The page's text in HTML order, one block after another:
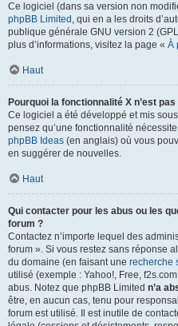
Ce logiciel (dans sa version non
phpBB Limited , qui en a les droits
publique générale GNU version 2
plus d’informations, visitez la page « À
Haut
Pourquoi la fonctionnalité X n’est
Ce logiciel a été développé et mis
pensez qu’une fonctionnalité
phpBB Ideas (en anglais) où vous
en suggérer de nouvelles.
Haut
Qui contacter pour les abus ou les
forum ?
Contactez n’importe lequel des
forum ». Si vous restez sans réponse
du domaine (en faisant une recherche
utilisé (exemple : Yahoo!, Free,
abus. Notez que phpBB Limited n’a
être, en aucun cas, tenu pour
forum est utilisé. Il est inutile de